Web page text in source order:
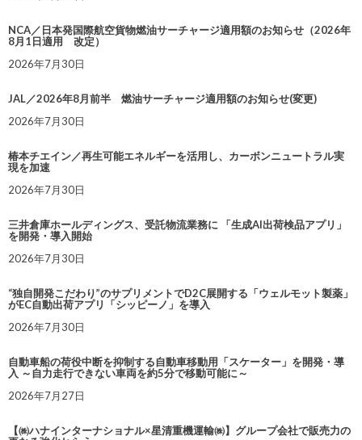
NCA／日本発国際航空貨物燃油サーチャージ適用額のお知らせ（2026年
8月1日適用 改定）
2026年7月30日
JAL／2026年8月前半 燃油サーチャージ適用額のお知らせ(変更)
2026年7月30日
椿本チエイン／再生可能エネルギーを活用し、カーボンニュートラル実
現を加速
2026年7月30日
三井倉庫ホールディングス、受託物流業務に 「生成AI出荷検品アプリ」
を開発・導入開始
2026年7月30日
“独自開発こだわり”のサプリメントでD2C展開する「ウェルモット製薬」
がEC自動出荷アプリ「シッピーノ」を導入
2026年7月30日
自動車船の荷役中断を抑制する自動車移動用「スケーター」を開発・導
入 ～自力走行できない車両を約5分で移動可能に～
2026年7月27日
【㈱ハナインターナショナル×星清重機運輸㈱】グループ会社で販売力の